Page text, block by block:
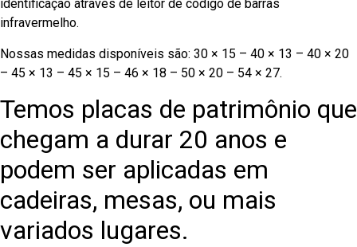
identificação através de leitor de código de barras
infravermelho.
Nossas medidas disponíveis são: 30 × 15 – 40 × 13 – 40 × 20
– 45 × 13 – 45 × 15 – 46 × 18 – 50 × 20 – 54 × 27.
Temos placas de patrimônio que
chegam a durar 20 anos e
podem ser aplicadas em
cadeiras, mesas, ou mais
variados lugares.